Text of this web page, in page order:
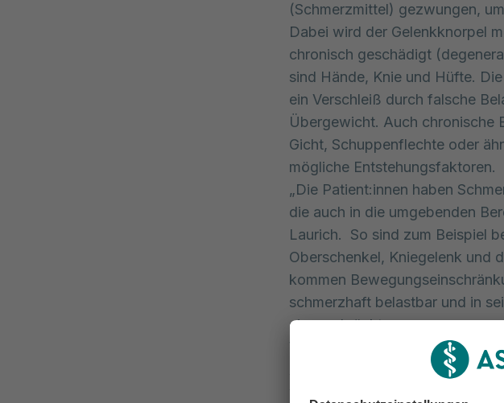
(Schmerzmittel) gezwungen,
Dabei wird der Gelenkknorpel
chronisch geschädigt
sind Hände, Knie und Hüfte.
ein Verschleiß durch falsche
Übergewicht. Auch chronische
Gicht, Schuppenflechte oder
mögliche Entstehungsfaktoren.
„Die Patient:innen haben
die auch in die umgebenden
Laurich. So sind zum Beispiel
Oberschenkel, Kniegelenk und
kommen
schmerzhaft belastbar und in
eingeschränkt.
Was hilft aber jetzt bei
Arthrose-Behandlung, die